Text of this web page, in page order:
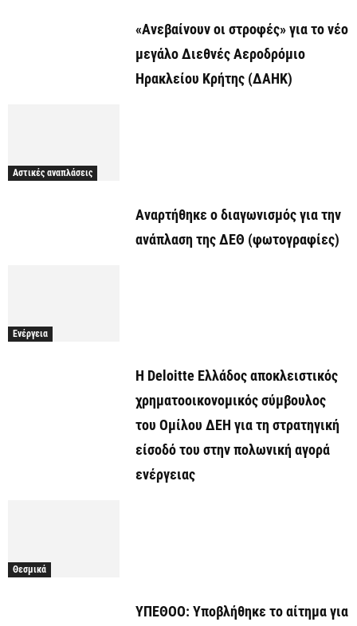
«Ανεβαίνουν οι στροφές» για το νέο
μεγάλο Διεθνές Αεροδρόμιο
Ηρακλείου Κρήτης (ΔΑΗΚ)
Αστικές αναπλάσεις
Αναρτήθηκε o διαγωνισμός για την
ανάπλαση της ΔΕΘ (φωτογραφίες)
Ενέργεια
Η Deloitte Ελλάδος αποκλειστικός
χρηματοοικονομικός σύμβουλος
του Ομίλου ΔΕΗ για τη στρατηγική
είσοδό του στην πολωνική αγορά
ενέργειας
Θεσμικά
ΥΠΕΘΟΟ: Υποβλήθηκε το αίτημα για